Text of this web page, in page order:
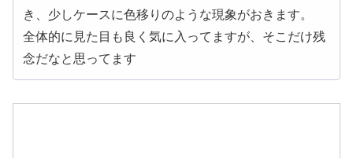
き、少しケースに色移りのような現象がおきます。
全体的に見た目も良く気に入ってますが、そこだけ残
念だなと思ってます